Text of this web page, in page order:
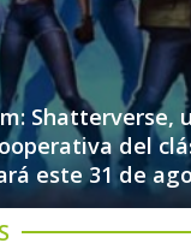
Shatterverse,
del
este 31 de